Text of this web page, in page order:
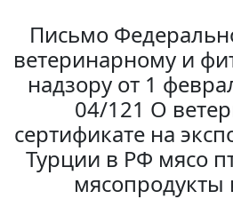
Письмо
ветеринарному и
надзору от 1
04/121 О
сертификате на
Турции в РФ мясо
мясопродукты